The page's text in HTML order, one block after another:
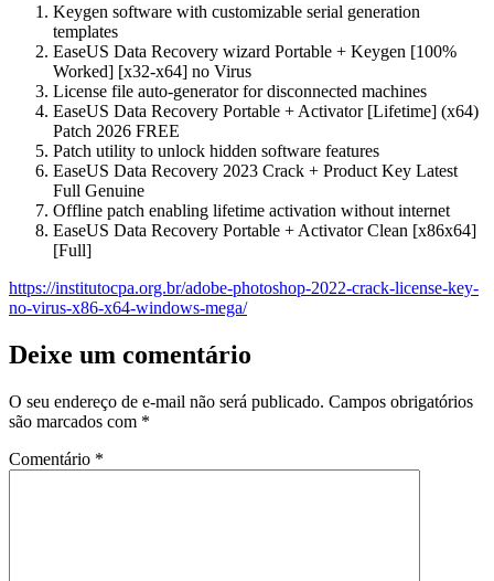
Keygen software with customizable serial generation
templates
EaseUS Data Recovery wizard Portable + Keygen [100%
Worked] [x32-x64] no Virus
License file auto-generator for disconnected machines
EaseUS Data Recovery Portable + Activator [Lifetime] (x64)
Patch 2026 FREE
Patch utility to unlock hidden software features
EaseUS Data Recovery 2023 Crack + Product Key Latest
Full Genuine
Offline patch enabling lifetime activation without internet
EaseUS Data Recovery Portable + Activator Clean [x86x64]
[Full]
https://institutocpa.org.br/adobe-photoshop-2022-crack-license-key-
no-virus-x86-x64-windows-mega/
Deixe um comentário
O seu endereço de e-mail não será publicado. Campos obrigatórios
são marcados com *
Comentário *